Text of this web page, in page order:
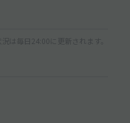
は毎日24:00に更新されます。